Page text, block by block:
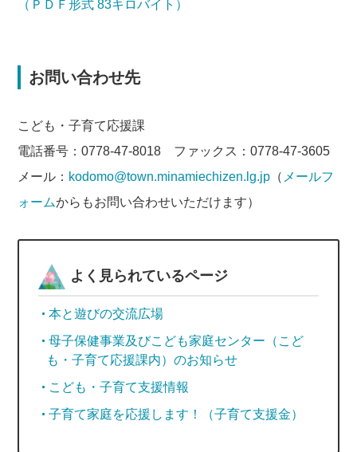
（ＰＤＦ形式 83キロバイト）
お問い合わせ先
こども・子育て応援課
電話番号：0778-47-8018 ファックス：0778-47-3605
メール： kodomo@town.minamiechizen.lg.jp （ メールフ
ォームからもお問い合わせいただけます）
よく見られているページ
本と遊びの交流広場
母子保健事業及びこども家庭センター（こど
も・子育て応援課内）のお知らせ
こども・子育て支援情報
子育て家庭を応援します！（子育て支援金）